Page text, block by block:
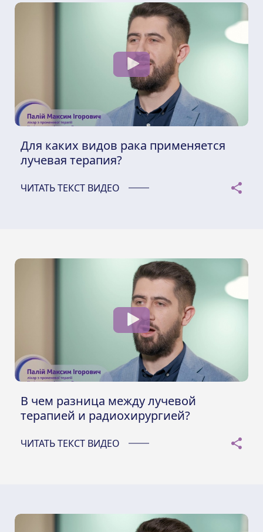
Для каких видов рака применяется
лучевая терапия?
ЧИТАТЬ ТЕКСТ ВИДЕО
В чем разница между лучевой
терапией и радиохирургией?
ЧИТАТЬ ТЕКСТ ВИДЕО